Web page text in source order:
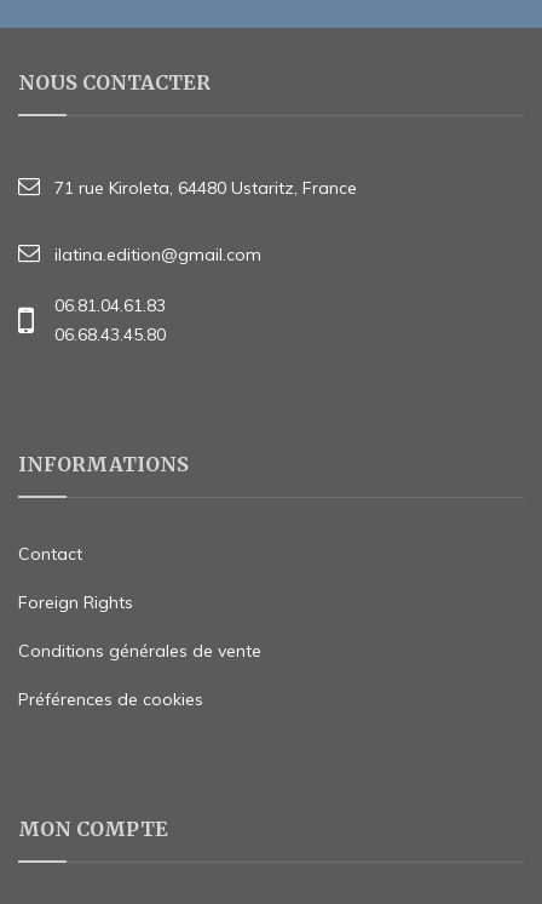
NOUS CONTACTER
71 rue Kiroleta, 64480 Ustaritz, France
ilatina.edition@gmail.com
06.81.04.61.83
06.68.43.45.80
INFORMATIONS
Contact
Foreign Rights
Conditions générales de vente
Préférences de cookies
MON COMPTE